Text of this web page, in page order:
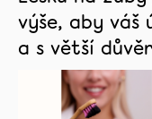
Blog
Recenze
výše, aby váš
a s větší